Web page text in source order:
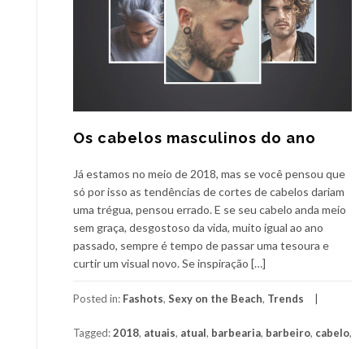
Os cabelos masculinos do ano
Já estamos no meio de 2018, mas se você pensou que
só por isso as tendências de cortes de cabelos dariam
uma trégua, pensou errado. E se seu cabelo anda meio
sem graça, desgostoso da vida, muito igual ao ano
passado, sempre é tempo de passar uma tesoura e
curtir um visual novo. Se inspiração […]
Posted in: Fashots, Sexy on the Beach, Trends
Tagged:2018, atuais, atual, barbearia, barbeiro, cabelo,